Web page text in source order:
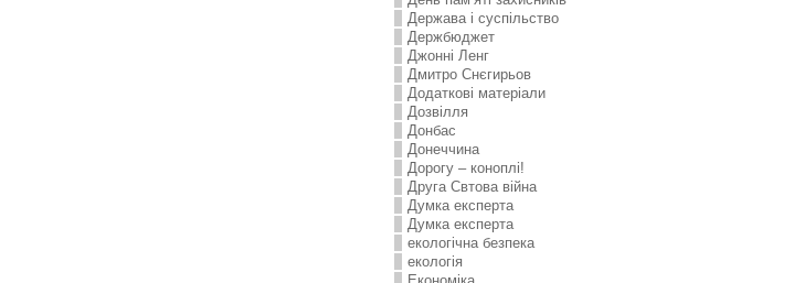
Держава і суспільство
Держбюджет
Джонні Ленг
Дмитро Снєгирьов
Додаткові матеріали
Дозвілля
Донбас
Донеччина
Дорогу – коноплі!
Друга Свтова війна
Думка експерта
Думка експерта
екологічна безпека
екологія